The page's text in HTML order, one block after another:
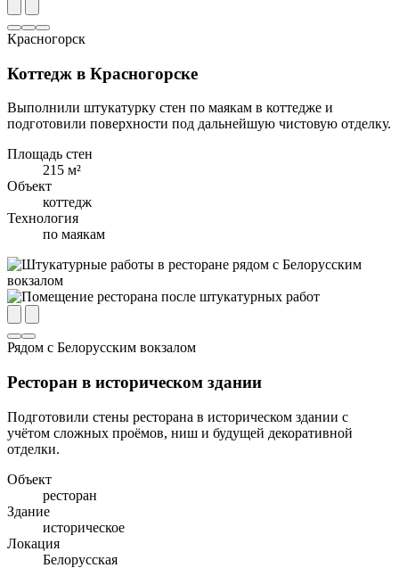
Красногорск
Коттедж в Красногорске
Выполнили штукатурку стен по маякам в коттедже и
подготовили поверхности под дальнейшую чистовую отделку.
Площадь стен
215 м²
Объект
коттедж
Технология
по маякам
Рядом с Белорусским вокзалом
Ресторан в историческом здании
Подготовили стены ресторана в историческом здании с
учётом сложных проёмов, ниш и будущей декоративной
отделки.
Объект
ресторан
Здание
историческое
Локация
Белорусская